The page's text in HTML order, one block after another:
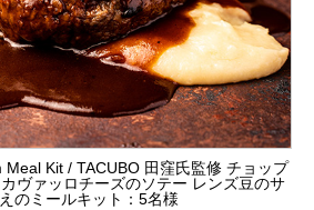
Meal Kit / TACUBO 田窪氏監修 チョップ
ヴァッロチーズのソテー レンズ豆のサ
のミールキット：5名様